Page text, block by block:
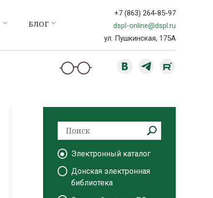
БЛОГ
+7 (863) 264-85-97
dspl-online@dspl.ru
ул. Пушкинская, 175А
Электронный каталог
Донская электронная
библиотека